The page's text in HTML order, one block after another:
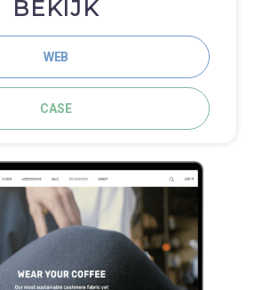
BEKIJK
WEB
CASE